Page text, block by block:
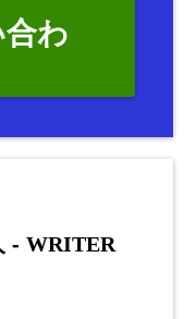
わ
- WRITER